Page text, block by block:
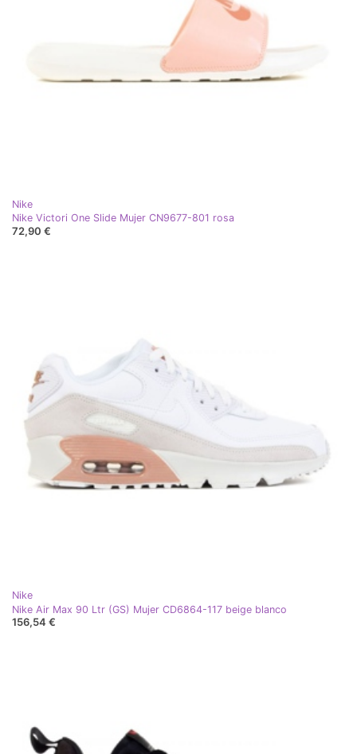
Nike
Nike Victori One Slide Mujer CN9677-801 rosa
72,90 €
Nike
Nike Air Max 90 Ltr (GS) Mujer CD6864-117 beige blanco
156,54 €